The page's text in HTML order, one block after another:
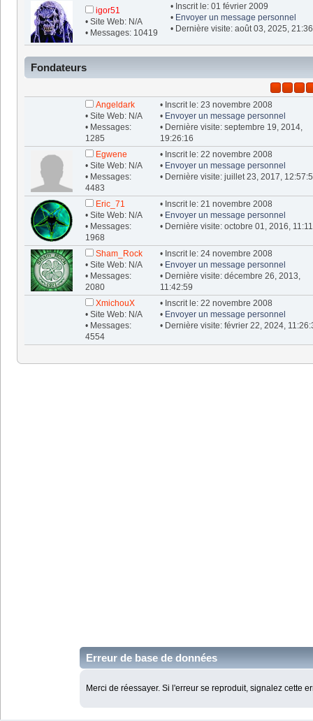
igor51
• Site Web: N/A
• Messages: 10419
• Inscrit le: 01 février 2009
• Envoyer un message personnel
• Dernière visite: août 03, 2025,
Fondateurs
Angeldark
• Site Web: N/A
• Messages:
1285
• Inscrit le: 23 novembre 2008
• Envoyer un message personnel
• Dernière visite: septembre 19, 2014,
19:26:16
Egwene
• Site Web: N/A
• Messages:
4483
• Inscrit le: 22 novembre 2008
• Envoyer un message personnel
• Dernière visite: juillet 23, 2017,
Eric_71
• Site Web: N/A
• Messages:
1968
• Inscrit le: 21 novembre 2008
• Envoyer un message personnel
• Dernière visite: octobre 01, 2016,
Sham_Rock
• Site Web: N/A
• Messages:
2080
• Inscrit le: 24 novembre 2008
• Envoyer un message personnel
• Dernière visite: décembre 26, 2013,
11:42:59
XmichouX
• Site Web: N/A
• Messages:
4554
• Inscrit le: 22 novembre 2008
• Envoyer un message personnel
• Dernière visite: février 22, 2024,
Erreur de base de données
Merci de réessayer. Si l'erreur se reproduit, signalez cette